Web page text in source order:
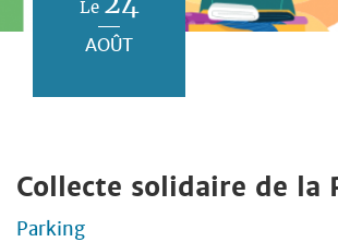
Le
AOÛT
Collecte solidaire de la
Parking